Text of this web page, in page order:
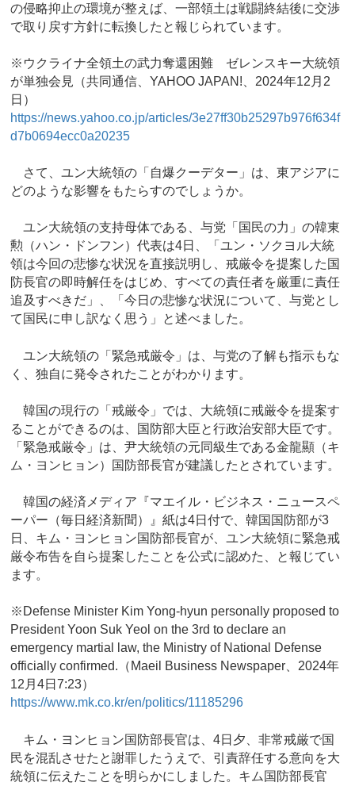
の侵略抑止の環境が整えば、一部領土は戦闘終結後に交渉
で取り戻す方針に転換したと報じられています。
※ウクライナ全領土の武力奪還困難 ゼレンスキー大統領
が単独会見（共同通信、YAHOO JAPAN!、2024年12月2
日）
https://news.yahoo.co.jp/articles/3e27ff30b25297b976f634f
d7b0694ecc0a20235
さて、ユン大統領の「自爆クーデター」は、東アジアに
どのような影響をもたらすのでしょうか。
ユン大統領の支持母体である、与党「国民の力」の韓東
勲（ハン・ドンフン）代表は4日、「ユン・ソクヨル大統
領は今回の悲惨な状況を直接説明し、戒厳令を提案した国
防長官の即時解任をはじめ、すべての責任者を厳重に責任
追及すべきだ」、「今日の悲惨な状況について、与党とし
て国民に申し訳なく思う」と述べました。
ユン大統領の「緊急戒厳令」は、与党の了解も指示もな
く、独自に発令されたことがわかります。
韓国の現行の「戒厳令」では、大統領に戒厳令を提案す
ることができるのは、国防部大臣と行政治安部大臣です。
「緊急戒厳令」は、尹大統領の元同級生である金龍顯（キ
ム・ヨンヒョン）国防部長官が建議したとされています。
韓国の経済メディア『マエイル・ビジネス・ニュースペ
ーパー（毎日経済新聞）』紙は4日付で、韓国国防部が3
日、キム・ヨンヒョン国防部長官が、ユン大統領に緊急戒
厳令布告を自ら提案したことを公式に認めた、と報じてい
ます。
※Defense Minister Kim Yong-hyun personally proposed to
President Yoon Suk Yeol on the 3rd to declare an
emergency martial law, the Ministry of National Defense
officially confirmed.（Maeil Business Newspaper、2024年
12月4日7:23）
https://www.mk.co.kr/en/politics/11185296
キム・ヨンヒョン国防部長官は、4日夕、非常戒厳で国
民を混乱させたと謝罪したうえで、引責辞任する意向を大
統領に伝えたことを明らかにしました。キム国防部長官